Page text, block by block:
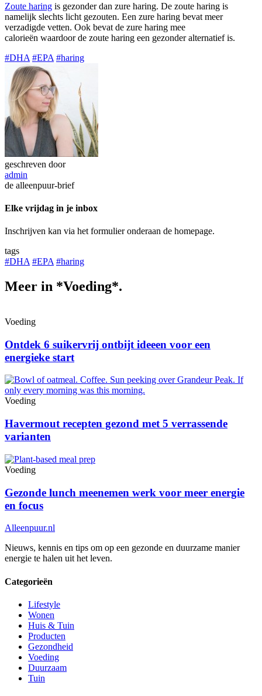
Zoute haring is gezonder dan zure haring. De zoute haring is
namelijk slechts licht gezouten. Een zure haring bevat meer
verzadigde vetten. Ook bevat de zure haring mee
calorieën waardoor de zoute haring een gezonder alternatief is.
#DHA #EPA #haring
geschreven door
admin
de alleenpuur-brief
Elke vrijdag in je inbox
Inschrijven kan via het formulier onderaan de homepage.
tags
#DHA #EPA #haring
Meer in *Voeding*.
Voeding
Ontdek 6 suikervrij ontbijt ideeen voor een
energieke start
Voeding
Havermout recepten gezond met 5 verrassende
varianten
Voeding
Gezonde lunch meenemen werk voor meer energie
en focus
Alleenpuur.nl
Nieuws, kennis en tips om op een gezonde en duurzame manier
energie te halen uit het leven.
Categorieën
Lifestyle
Wonen
Huis & Tuin
Producten
Gezondheid
Voeding
Duurzaam
Tuin